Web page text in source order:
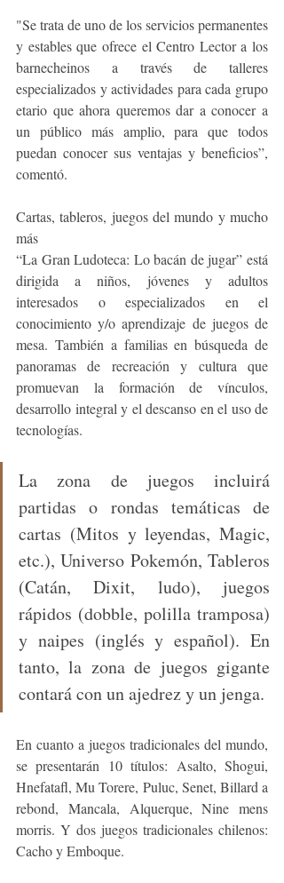
"Se trata de uno de los servicios permanentes
y estables que ofrece el Centro Lector a los
barnecheinos a través de talleres
especializados y actividades para cada grupo
etario que ahora queremos dar a conocer a
un público más amplio, para que todos
puedan conocer sus ventajas y beneficios”,
comentó.
Cartas, tableros, juegos del mundo y mucho
más
“La Gran Ludoteca: Lo bacán de jugar” está
dirigida a niños, jóvenes y adultos
interesados o especializados en el
conocimiento y/o aprendizaje de juegos de
mesa. También a familias en búsqueda de
panoramas de recreación y cultura que
promuevan la formación de vínculos,
desarrollo integral y el descanso en el uso de
tecnologías.
La zona de juegos incluirá
partidas o rondas temáticas de
cartas (Mitos y leyendas, Magic,
etc.), Universo Pokemón, Tableros
(Catán, Dixit, ludo), juegos
rápidos (dobble, polilla tramposa)
y naipes (inglés y español). En
tanto, la zona de juegos gigante
contará con un ajedrez y un jenga.
En cuanto a juegos tradicionales del mundo,
se presentarán 10 títulos: Asalto, Shogui,
Hnefatafl, Mu Torere, Puluc, Senet, Billard a
rebond, Mancala, Alquerque, Nine mens
morris. Y dos juegos tradicionales chilenos:
Cacho y Emboque.